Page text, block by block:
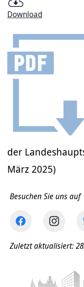
Download
der
März 2025)
Besuchen Sie uns auf
Zuletzt aktualisiert: